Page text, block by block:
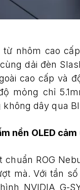
nhôm cao
dải đèn
cao cấp và
mỏng chỉ
không dây qua
nền OLED
ROG
mà. Với tần
NVIDIA G-